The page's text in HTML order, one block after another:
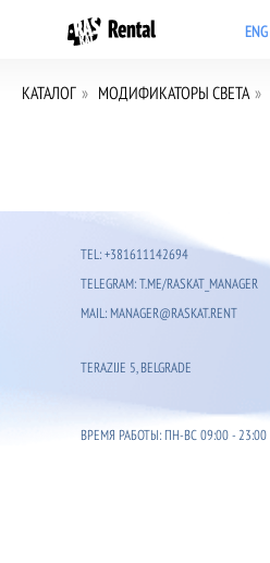
ENG
КАТАЛОГ » МОДИФИКАТОРЫ СВЕТА »
TERAZIJE 5, BELGRADE
TEL: +381611142694
TELEGRAM: T.ME/RASKAT_MANAGER
MAIL: MANAGER@RASKAT.RENT
ВРЕМЯ РАБОТЫ: ПН-ВС 09:00 - 23:00